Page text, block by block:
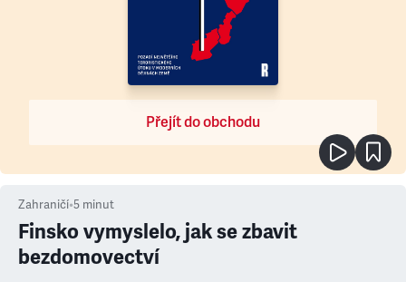
Přejít do obchodu
Zahraničí•5 minut
Finsko vymyslelo, jak se zbavit
bezdomovectví